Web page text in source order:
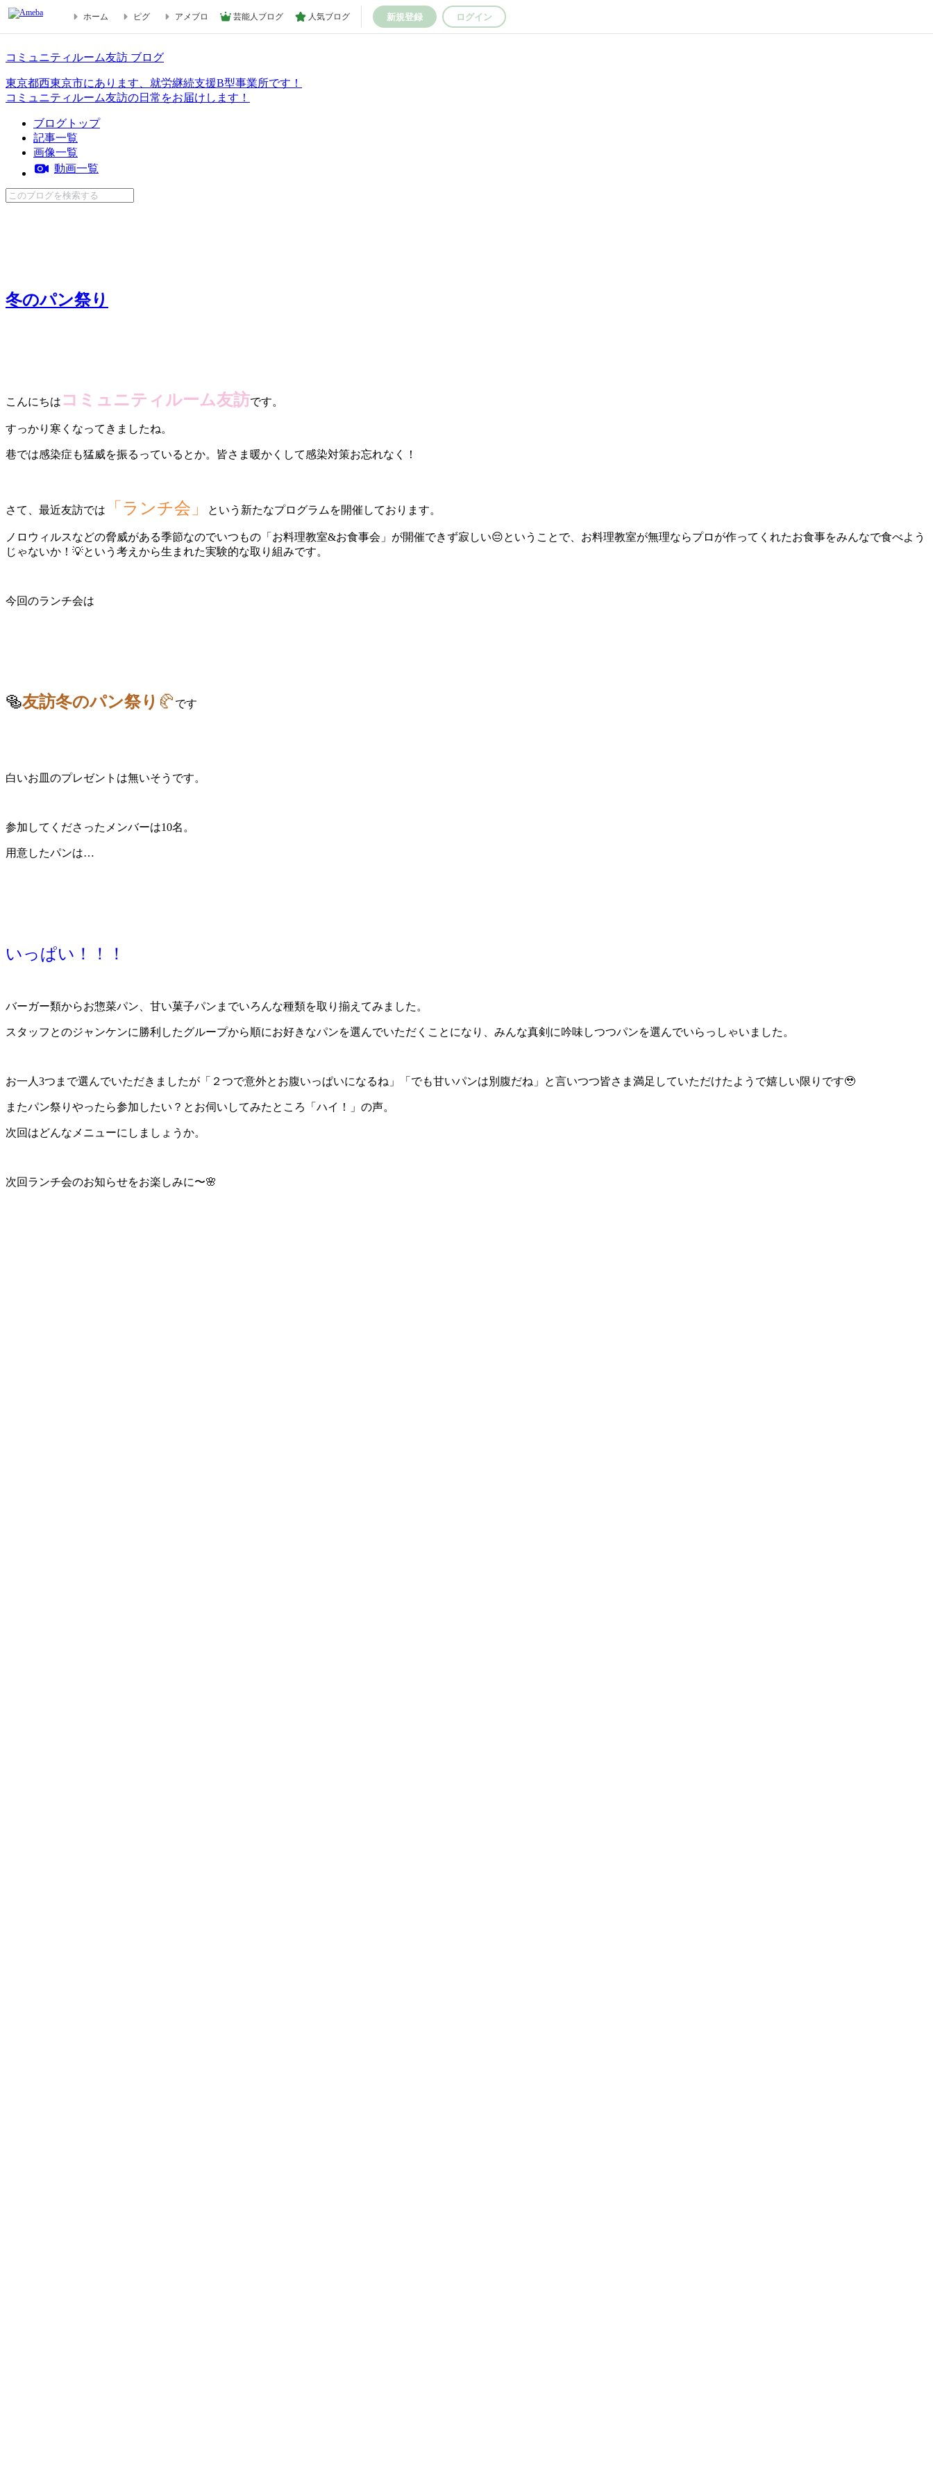
ホーム ピグ アメブロ 芸能人ブログ 人気ブログ 新規登録 ログイン
コミュニティルーム友訪 ブログ
東京都西東京市にあります、就労継続支援B型事業所です！
コミュニティルーム友訪の日常をお届けします！
ブログトップ
記事一覧
画像一覧
動画一覧
冬のパン祭り
こんにちは コミュニティルーム友訪です。
すっかり寒くなってきましたね。
巷では感染症も猛威を振るっているとか。皆さま暖かくして感染対策お忘れなく！
さて、最近友訪では 「ランチ会」 という新たなプログラムを開催しております。
ノロウィルスなどの脅威がある季節なのでいつもの「お料理教室&お食事会」が開催できず寂しい😔ということで、お料理教室が無理ならプロが作ってくれたお食事をみんなで食べよう
じゃないか！💡という考えから生まれた実験的な取り組みです。
今回のランチ会は
🥯友訪冬のパン祭り 🥐 です
白いお皿のプレゼントは無いそうです。
参加してくださったメンバーは10名。
用意したパンは…
いっぱい！！！
バーガー類からお惣菜パン、甘い菓子パンまでいろんな種類を取り揃えてみました。
スタッフとのジャンケンに勝利したグループから順にお好きなパンを選んでいただくことになり、みんな真剣に吟味しつつパンを選んでいらっしゃいました。
お一人3つまで選んでいただきましたが「２つで意外とお腹いっぱいになるね」「でも甘いパンは別腹だね」と言いつつ皆さま満足していただけたようで嬉しい限りです🥹
またパン祭りやったら参加したい？とお伺いしてみたところ「ハイ！」の声。
次回はどんなメニューにしましょうか。
次回ランチ会のお知らせをお楽しみに〜🌸